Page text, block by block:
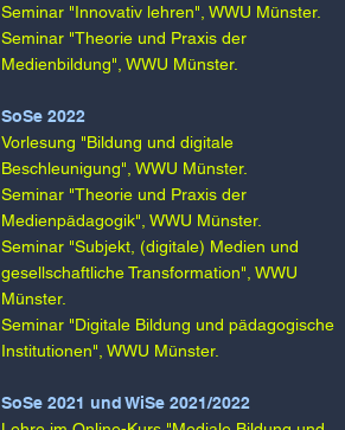
Seminar "Innovativ lehren", WWU Münster.​
Seminar "Theorie und Praxis der
Medienbildung", WWU Münster.
SoSe 2022 ​
Vorlesung "Bildung und digitale
Beschleunigung", WWU Münster.​
Seminar "Theorie und Praxis der
Medienpädagogik", WWU Münster.​
Seminar "Subjekt, (digitale) Medien und
gesellschaftliche Transformation", WWU
Münster.​
Seminar "Digitale Bildung und pädagogische
Institutionen", WWU Münster.
SoSe 2021 und WiSe 2021/2022​